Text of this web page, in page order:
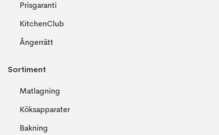
Prisgaranti
KitchenClub
Ångerrätt
Sortiment
Matlagning
Köksapparater
Bakning